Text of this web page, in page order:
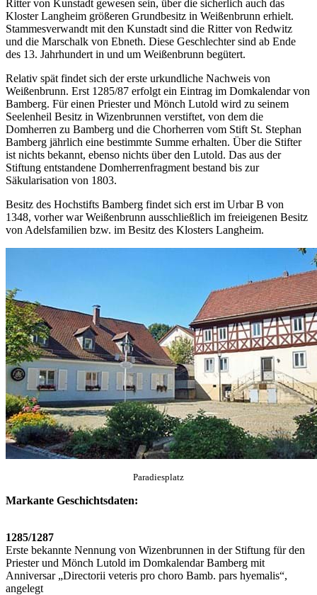
Ritter von Kunstadt gewesen sein, über die sicherlich auch das
Kloster Langheim größeren Grundbesitz in Weißenbrunn erhielt.
Stammesverwandt mit den Kunstadt sind die Ritter von Redwitz
und die Marschalk von Ebneth. Diese Geschlechter sind ab Ende
des 13. Jahrhundert in und um Weißenbrunn begütert.
Relativ spät findet sich der erste urkundliche Nachweis von
Weißenbrunn. Erst 1285/87 erfolgt ein Eintrag im Domkalendar von
Bamberg. Für einen Priester und Mönch Lutold wird zu seinem
Seelenheil Besitz in Wizenbrunnen verstiftet, von dem die
Domherren zu Bamberg und die Chorherren vom Stift St. Stephan
Bamberg jährlich eine bestimmte Summe erhalten. Über die Stifter
ist nichts bekannt, ebenso nichts über den Lutold. Das aus der
Stiftung entstandene Domherrenfragment bestand bis zur
Säkularisation von 1803.
Besitz des Hochstifts Bamberg findet sich erst im Urbar B von
1348, vorher war Weißenbrunn ausschließlich im freieigenen Besitz
von Adelsfamilien bzw. im Besitz des Klosters Langheim.
Paradiesplatz
Markante Geschichtsdaten:
1285/1287
Erste bekannte Nennung von Wizenbrunnen in der Stiftung für den
Priester und Mönch Lutold im Domkalendar Bamberg mit
Anniversar „Directorii veteris pro choro Bamb. pars hyemalis“,
angelegt